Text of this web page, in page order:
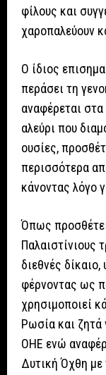
φίλους και
χαροπαλεύουν
Ο ίδιος
περάσει τη
αναφέρεται
αλεύρι που
ουσίες,
περισσότερα
κάνοντας λόγο
Όπως
Παλαιστίνιους
διεθνές
φέρνοντας ως
χρησιμοποιεί
Ρωσία και ζητά
ΟΗΕ ενώ
Δυτική Όχθη